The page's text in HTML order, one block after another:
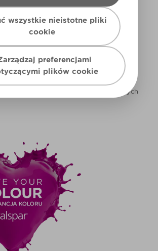
wszystkie nieistotne pliki
cookie
preferencjami
plików cookie
KOLOR BĘDZIE
W TWOIM DOMU?
na monitorze i/lub kolory
się różnić od rzeczywistych, dostępnych